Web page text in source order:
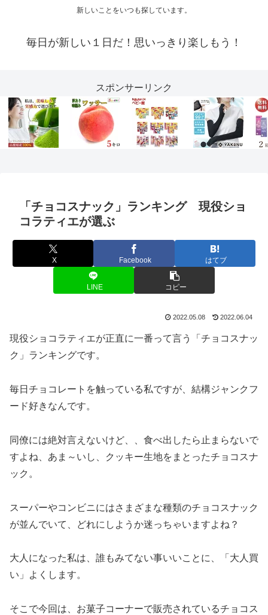
新しいことをいつも探しています。
毎日が新しい１日だ！思いっきり楽しもう！
スポンサーリンク
「チョコスナック」ランキング 現役ショ
コラティエが選ぶ
X Facebook はてブ
LINE コピー
2022.05.08 2022.06.04
現役ショコラティエが正直に一番って言う「チョコスナッ
ク」ランキングです。
毎日チョコレートを触っている私ですが、結構ジャンクフ
ード好きなんです。
同僚には絶対言えないけど、、食べ出したら止まらないで
すよね、あま～いし、クッキー生地をまとったチョコスナ
ック。
スーパーやコンビニにはさまざまな種類のチョコスナック
が並んでいて、どれにしようか迷っちゃいますよね？
大人になった私は、誰もみてない事いいことに、「大人買
い」よくします。
そこで今回は、お菓子コーナーで販売されているチョコス